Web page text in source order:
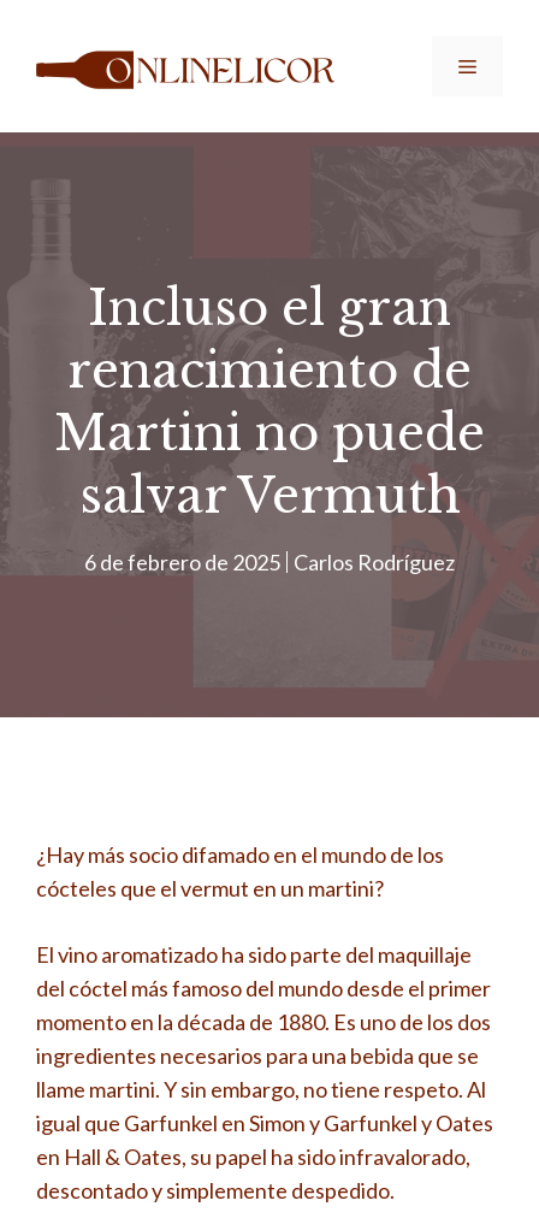
contenido
Menú
Incluso el gran
renacimiento de
Martini no puede
salvar Vermuth
6 de febrero de 2025 Carlos Rodríguez
¿Hay más socio difamado en el mundo de los
cócteles que el vermut en un martini?
El vino aromatizado ha sido parte del maquillaje
del cóctel más famoso del mundo desde el primer
momento en la década de 1880. Es uno de los dos
ingredientes necesarios para una bebida que se
llame martini. Y sin embargo, no tiene respeto. Al
igual que Garfunkel en Simon y Garfunkel y Oates
en Hall & Oates, su papel ha sido infravalorado,
descontado y simplemente despedido.